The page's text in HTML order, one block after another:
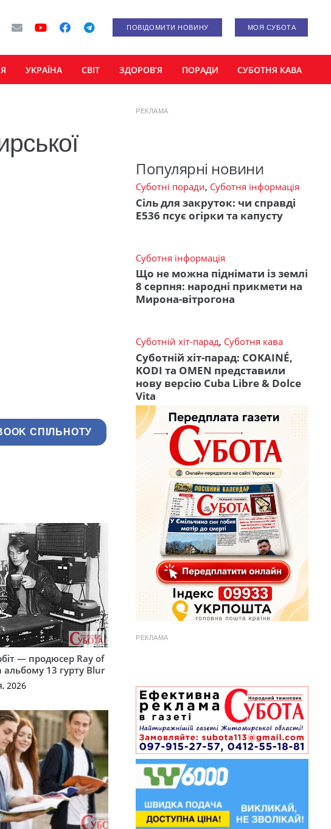
ПОВІДОМИТИ НОВИНУ МОЯ СУБОТА
УКРАЇНА СВІТ ЗДОРОВ’Я ПОРАДИ СУБОТНЯ КАВА
СПІЛЬНОТУ
— продюсер Ray of
13 гурту Blur
2026
РЕКЛАМА
Популярні новини
Суботні поради, Суботня інформація
Сіль для закруток: чи справді
Е536 псує огірки та капусту
Суботня інформація
Що не можна піднімати із землі
8 серпня: народні прикмети на
Мирона-вітрогона
Суботній хіт-парад, Суботня кава
Суботній хіт-парад: COKAINÉ,
KODI та OMEN представили
нову версію Cuba Libre & Dolce
Vita
РЕКЛАМА